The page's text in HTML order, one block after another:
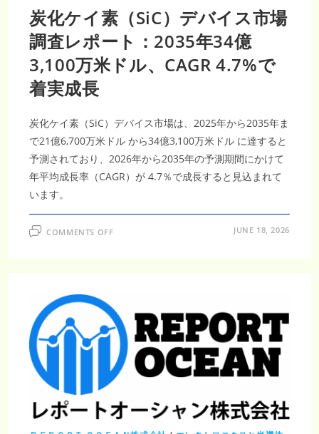
ド
ル・
CAGR
28.28%
で
急
成
長
炭化ケイ素（SiC）デバイス市場
調査レポート：2035年34億
3,100万米ドル、CAGR 4.7%で
着実成長
炭化ケイ素（SiC）デバイス市場は、2025年から2035年ま
で21億6,700万米ドル から34億3,100万米ドル に達すると
予測されており、2026年から2035年の予測期間にかけて
年平均成長率（CAGR）が 4.7％で成長すると見込まれて
います。
COMMENTS OFFON
イ
ス
市
場
調
査
レ
ポ
2035
年
34
JUNE 18, 2026